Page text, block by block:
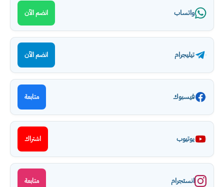
واتساب انضم الآن
تيليجرام انضم الآن
فيسبوك متابعة
يوتيوب اشتراك
انستجرام متابعة